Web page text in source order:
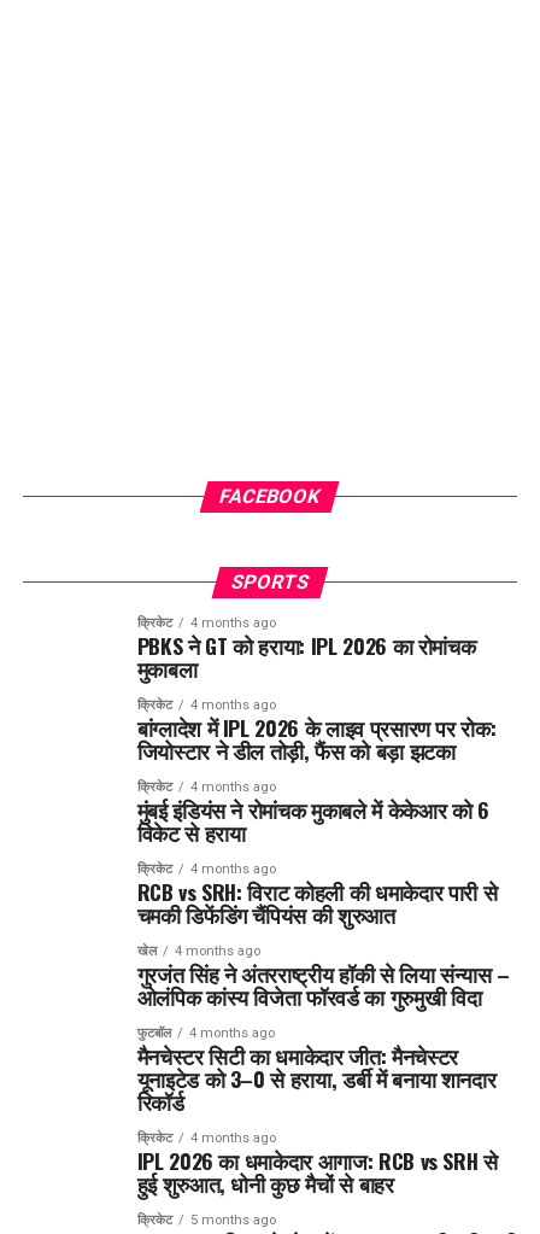
FACEBOOK
SPORTS
क्रिकेट 4 months ago
PBKS ने GT को हराया: IPL 2026 का रोमांचक
मुकाबला
क्रिकेट 4 months ago
बांग्लादेश में IPL 2026 के लाइव प्रसारण पर रोक:
जियोस्टार ने डील तोड़ी, फैंस को बड़ा झटका
क्रिकेट 4 months ago
मुंबई इंडियंस ने रोमांचक मुकाबले में केकेआर को 6
विकेट से हराया
क्रिकेट 4 months ago
RCB vs SRH: विराट कोहली की धमाकेदार पारी से
चमकी डिफेंडिंग चैंपियंस की शुरुआत
खेल 4 months ago
गुरजंत सिंह ने अंतरराष्ट्रीय हॉकी से लिया संन्यास –
ओलंपिक कांस्य विजेता फॉरवर्ड का गुरुमुखी विदा
फुटबॉल 4 months ago
मैनचेस्टर सिटी का धमाकेदार जीत: मैनचेस्टर
यूनाइटेड को 3–0 से हराया, डर्बी में बनाया शानदार
रिकॉर्ड
क्रिकेट 4 months ago
IPL 2026 का धमाकेदार आगाज: RCB vs SRH से
हुई शुरुआत, धोनी कुछ मैचों से बाहर
क्रिकेट 5 months ago